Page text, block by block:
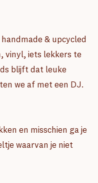
& upcycled
vinyl, iets lekkers te
blijft dat leuke
we af met een DJ.
en misschien ga je
waarvan je niet